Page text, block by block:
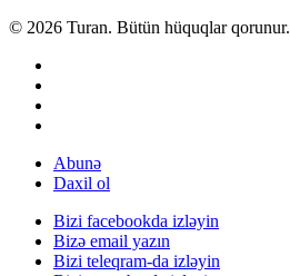
© 2026 Turan. Bütün hüquqlar qorunur.
Abunə
Daxil ol
Bizi facebookda izləyin
Bizə email yazın
Bizi teleqram-da izləyin